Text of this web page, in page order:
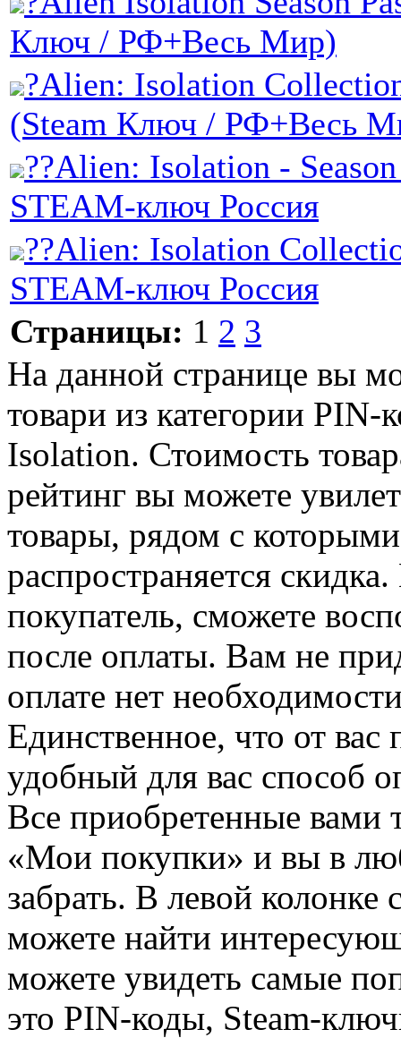
Ключ / РФ+Весь Мир)
?Alien: Isolation
(Steam Ключ / РФ+Весь
??Alien: Isolation - Season
STEAM-ключ Россия
??Alien: Isolation
STEAM-ключ Россия
Страницы: 1 2 3
На данной странице вы
товари из категории
Isolation. Стоимость
рейтинг вы можете
товары, рядом с
распространяется
покупатель, сможете
после оплаты. Вам не
оплате нет
Единственное, что от вас
удобный для вас способ
Все приобретенные вами
«Мои покупки» и вы в
забрать. В левой
можете найти
можете увидеть самые
это PIN-коды, Steam-